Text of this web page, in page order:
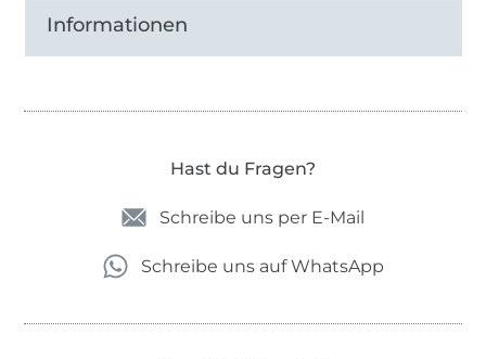
Informationen
Hast du Fragen?
Schreibe uns per E-Mail
Schreibe uns auf WhatsApp